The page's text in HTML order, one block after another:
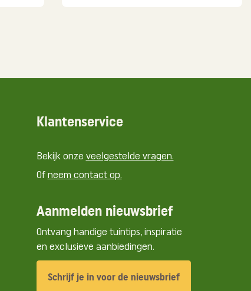
Klantenservice
Bekijk onze veelgestelde vragen.
Of neem contact op.
Aanmelden nieuwsbrief
Ontvang handige tuintips, inspiratie
en exclusieve aanbiedingen.
Schrijf je in voor de nieuwsbrief